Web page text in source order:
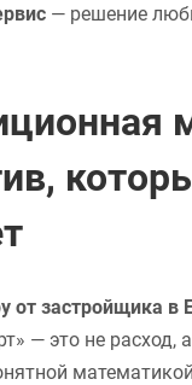
— решение
от застройщика в
— это не расход,